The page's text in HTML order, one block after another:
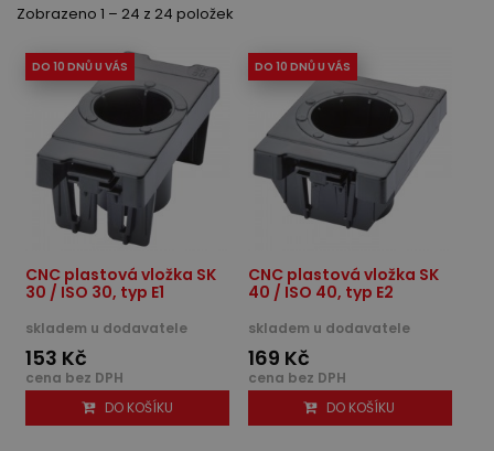
Zobrazeno 1 – 24 z 24 položek
DO 10 DNŮ U VÁS
CNC plastová vložka SK
30 / ISO 30, typ E1
skladem u dodavatele
153 Kč
cena bez DPH
DO KOŠÍKU
DO 10 DNŮ U VÁS
CNC plastová vložka SK
40 / ISO 40, typ E2
skladem u dodavatele
169 Kč
cena bez DPH
DO KOŠÍKU